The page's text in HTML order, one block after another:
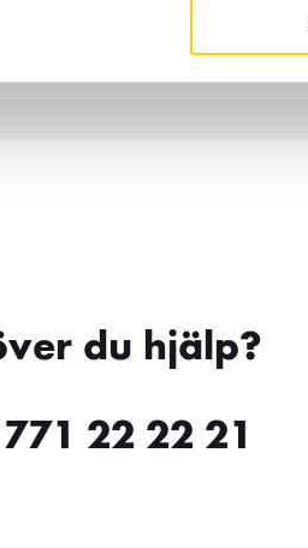
Göteborg Centralstation för öppettider?
du hjälp?
22 22 21